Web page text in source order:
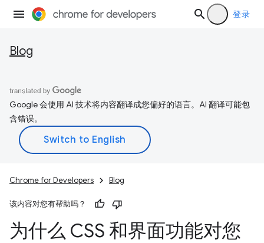
登录
Blog
Google 会使用 AI 技术将内容翻译成您偏好的语言。AI 翻译可能包
含错误。
Chrome for Developers Blog
该内容对您有帮助吗？
为什么 CSS 和界面功能对您